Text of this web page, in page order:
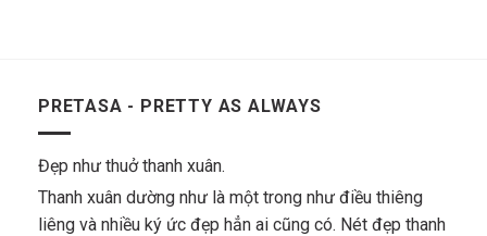
PRETASA - PRETTY AS ALWAYS
Đẹp như thuở thanh xuân.
Thanh xuân dường như là một trong như điều thiêng
liêng và nhiều ký ức đẹp hẳn ai cũng có. Nét đẹp thanh